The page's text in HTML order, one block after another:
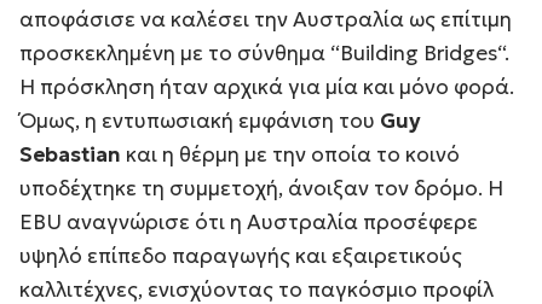
αποφάσισε να καλέσει την Αυστραλία ως επίτιμη
προσκεκλημένη με το σύνθημα “Building Bridges“.
Η πρόσκληση ήταν αρχικά για μία και μόνο φορά.
Όμως, η εντυπωσιακή εμφάνιση του Guy
Sebastian και η θέρμη με την οποία το κοινό
υποδέχτηκε τη συμμετοχή, άνοιξαν τον δρόμο. Η
EBU αναγνώρισε ότι η Αυστραλία προσέφερε
υψηλό επίπεδο παραγωγής και εξαιρετικούς
καλλιτέχνες, ενισχύοντας το παγκόσμιο προφίλ